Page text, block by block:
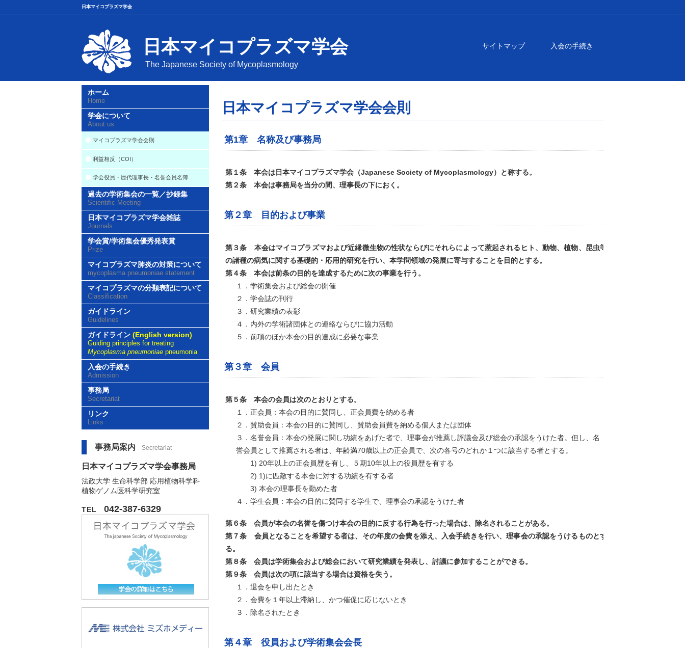
日本マイコプラズマ学会
日本マイコプラズマ学会
The Japanese Society of Mycoplasmology
サイトマップ 入会の手続き
日本マイコプラズマ学会会則
第1章 名称及び事務局
第１条 本会は日本マイコプラズマ学会（Japanese Society of Mycoplasmology）と称する。
第２条 本会は事務局を当分の間、理事長の下におく。
第２章 目的および事業
第３条 本会はマイコプラズマおよび近縁微生物の性状ならびにそれらによって惹起されるヒト、動物、植物、昆虫等
の諸種の病気に関する基礎的・応用的研究を行い、本学問領域の発展に寄与することを目的とする。
第４条 本会は前条の目的を達成するために次の事業を行う。
１．学術集会および総会の開催
２．学会誌の刊行
３．研究業績の表彰
４．内外の学術諸団体との連絡ならびに協力活動
５．前項のほか本会の目的達成に必要な事業
第３章 会員
第５条 本会の会員は次のとおりとする。
１．正会員：本会の目的に賛同し、正会員費を納める者
２．賛助会員：本会の目的に賛同し、賛助会員費を納める個人または団体
３．名誉会員：本会の発展に関し功績をあげた者で、理事会が推薦し評議会及び総会の承認をうけた者。但し、名
誉会員として推薦される者は、年齢満70歳以上の正会員で、次の各号のどれか１つに該当する者とする。
1) 20年以上の正会員歴を有し、５期10年以上の役員歴を有する
2) 1)に匹敵する本会に対する功績を有する者
3) 本会の理事長を勤めた者
４．学生会員：本会の目的に賛同する学生で、理事会の承認をうけた者
第６条 会員が本会の名誉を傷つけ本会の目的に反する行為を行った場合は、除名されることがある。
第７条 会員となることを希望する者は、その年度の会費を添え、入会手続きを行い、理事会の承認をうけるものとす
る。
第８条 会員は学術集会および総会において研究業績を発表し、討議に参加することができる。
第９条 会員は次の項に該当する場合は資格を失う。
１．退会を申し出たとき
２．会費を１年以上滞納し、かつ催促に応じないとき
３．除名されたとき
第４章 役員および学術集会会長
ホーム
Home
学会について
About us
マイコプラズマ学会会則
利益相反（COI）
学会役員・歴代理事長・名誉会員名簿
過去の学術集会の一覧／抄録集
Scientific Meeting
日本マイコプラズマ学会雑誌
Journals
学会賞/学術集会優秀発表賞
Prize
マイコプラズマ肺炎の対策について
mycoplasma pneumoniae statement
マイコプラズマの分類表記について
Classification
ガイドライン
Guidelines
ガイドライン (English version)
Guiding principles for treating
Mycoplasma pneumoniae pneumonia
入会の手続き
Admission
事務局
Secretariat
リンク
Links
事務局案内 Secretariat
日本マイコプラズマ学会事務局
法政大学 生命科学部 応用植物科学科
植物ゲノム医科学研究室
TEL 042-387-6329